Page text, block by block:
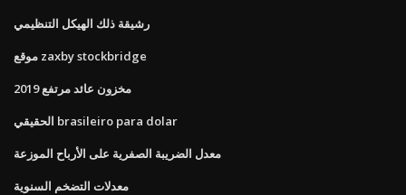
رشيقة ذلك الهيكل التنظيمي
موقع zaxby stockbridge
مخزون عائد مرتفع 2019
الحقيقي brasileiro para dolar
معدل الضريبة الصفرية على الأرباح الموزعة
معدلات التضخم السنوية